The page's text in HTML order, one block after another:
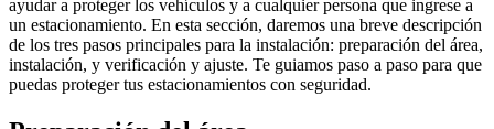
ayudar a proteger los vehículos y a cualquier persona que ingrese a
un estacionamiento. En esta sección, daremos una breve descripción
de los tres pasos principales para la instalación: preparación del área,
instalación, y verificación y ajuste. Te guiamos paso a paso para que
puedas proteger tus estacionamientos con seguridad.